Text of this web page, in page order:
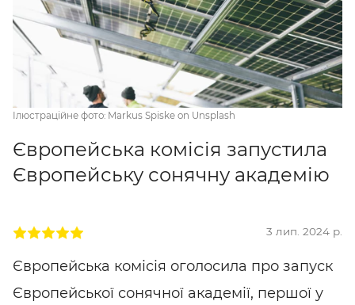
Ілюстраційне фото: Markus Spiske on Unsplash
Європейська комісія запустила
Європейську сонячну академію
3 лип. 2024 р.
Європейська комісія оголосила про запуск
Європейської сонячної академії, першої у